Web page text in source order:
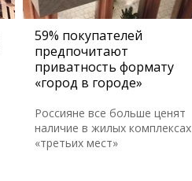
59% покупателей
предпочитают
приватность формату
«город в городе»
Россияне все больше ценят
наличие в жилых комплексах
«третьих мест»